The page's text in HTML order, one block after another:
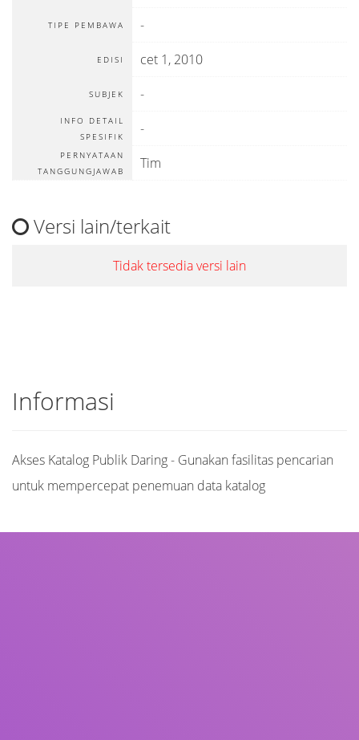
TIPE PEMBAWA -
EDISI cet 1, 2010
SUBJEK -
INFO DETAIL
SPESIFIK
-
PERNYATAAN
TANGGUNGJAWAB
Tim
Versi lain/terkait
Tidak tersedia versi lain
Informasi
Akses Katalog Publik Daring - Gunakan fasilitas pencarian
untuk mempercepat penemuan data katalog